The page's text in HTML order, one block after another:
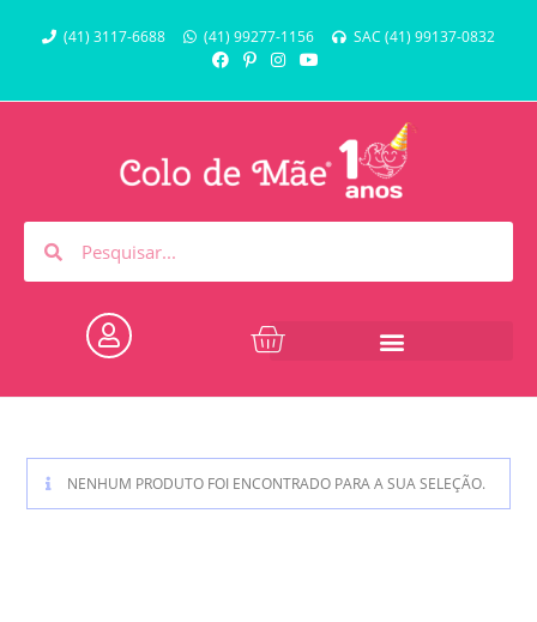
(41) 3117-6688 (41) 99277-1156 SAC (41) 99137-0832
NENHUM PRODUTO FOI ENCONTRADO PARA A SUA SELEÇÃO.